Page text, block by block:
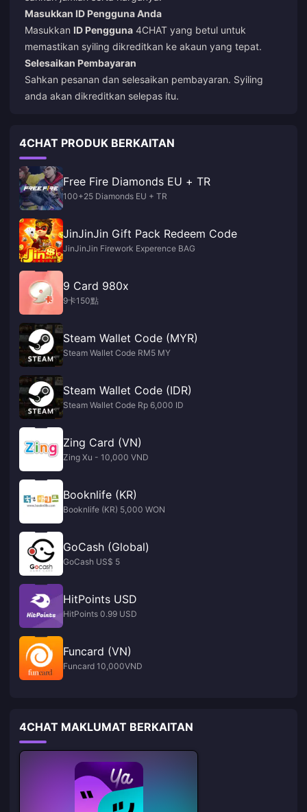
Masukkan ID Pengguna Anda
Masukkan ID Pengguna 4CHAT yang betul untuk
memastikan syiling dikreditkan ke akaun yang tepat.
Selesaikan Pembayaran
Sahkan pesanan dan selesaikan pembayaran. Syiling
anda akan dikreditkan selepas itu.
4CHAT PRODUK BERKAITAN
Free Fire Diamonds EU + TR
100+25 Diamonds EU + TR
JinJinJin Gift Pack Redeem Code
JinJinJin Firework Experence BAG
9 Card 980x
9卡150點
Steam Wallet Code (MYR)
Steam Wallet Code RM5 MY
Steam Wallet Code (IDR)
Steam Wallet Code Rp 6,000 ID
Zing Card (VN)
Zing Xu - 10,000 VND
Booknlife (KR)
Booknlife (KR) 5,000 WON
GoCash (Global)
GoCash US$ 5
HitPoints USD
HitPoints 0.99 USD
Funcard (VN)
Funcard 10,000VND
4CHAT MAKLUMAT BERKAITAN